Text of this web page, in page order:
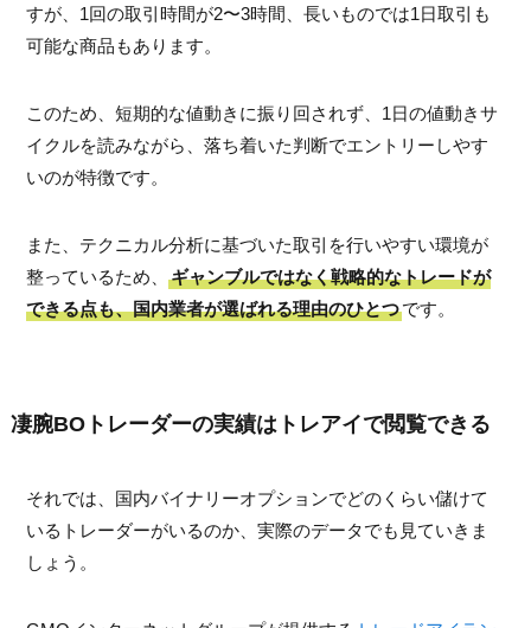
すが、1回の取引時間が2〜3時間、長いものでは1日取引も
可能な商品もあります。
このため、短期的な値動きに振り回されず、1日の値動きサ
イクルを読みながら、落ち着いた判断でエントリーしやす
いのが特徴です。
また、テクニカル分析に基づいた取引を行いやすい環境が
整っているため、ギャンブルではなく戦略的なトレードが
できる点も、国内業者が選ばれる理由のひとつです。
凄腕BOトレーダーの実績はトレアイで閲覧できる
それでは、国内バイナリーオプションでどのくらい儲けて
いるトレーダーがいるのか、実際のデータでも見ていきま
しょう。